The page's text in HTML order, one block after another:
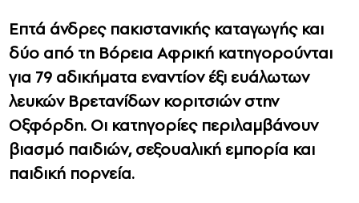
Επτά άνδρες πακιστανικής καταγωγής και
δύο από τη Βόρεια Αφρική κατηγορούνται
για 79 αδικήματα εναντίον έξι ευάλωτων
λευκών Βρετανίδων κοριτσιών στην
Οξφόρδη. Οι κατηγορίες περιλαμβάνουν
βιασμό παιδιών, σεξουαλική εμπορία και
παιδική πορνεία.